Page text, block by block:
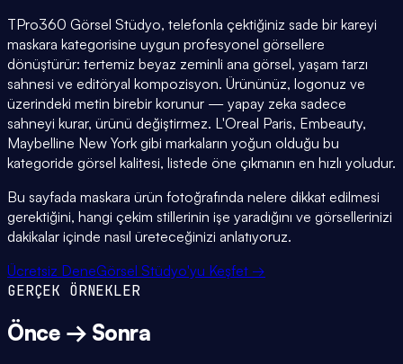
TPro360 Görsel Stüdyo, telefonla çektiğiniz sade bir kareyi
maskara kategorisine uygun profesyonel görsellere
dönüştürür: tertemiz beyaz zeminli ana görsel, yaşam tarzı
sahnesi ve editöryal kompozisyon. Ürününüz, logonuz ve
üzerindeki metin birebir korunur — yapay zeka sadece
sahneyi kurar, ürünü değiştirmez. L'Oreal Paris, Embeauty,
Maybelline New York gibi markaların yoğun olduğu bu
kategoride görsel kalitesi, listede öne çıkmanın en hızlı yoludur.
Bu sayfada maskara ürün fotoğrafında nelere dikkat edilmesi
gerektiğini, hangi çekim stillerinin işe yaradığını ve görsellerinizi
dakikalar içinde nasıl üreteceğinizi anlatıyoruz.
Ücretsiz DeneGörsel Stüdyo'yu Keşfet →
GERÇEK ÖRNEKLER
Önce → Sonra